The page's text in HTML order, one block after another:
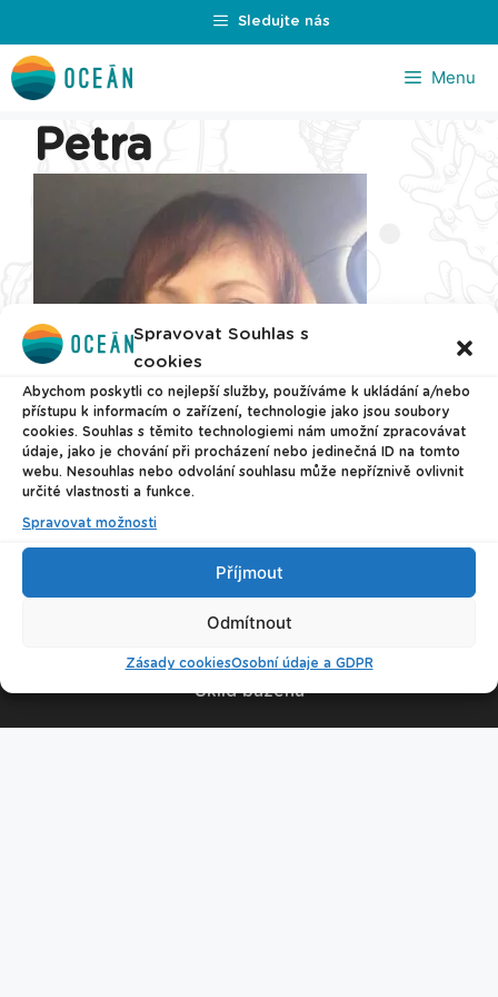
Spravovat Souhlas s
cookies
Abychom poskytli co nejlepší služby, používáme k ukládání a/nebo
přístupu k informacím o zařízení, technologie jako jsou soubory
cookies. Souhlas s těmito technologiemi nám umožní zpracovávat
údaje, jako je chování při procházení nebo jedinečná ID na tomto
webu. Nesouhlas nebo odvolání souhlasu může nepříznivě ovlivnit
určité vlastnosti a funkce.
Spravovat možnosti
Příjmout
Odmítnout
Zásady cookiesOsobní údaje a GDPR
na
obsah
Sledujte nás
Menu
Petra
© 2026 Plavecké centrum Oceán
Úklid bazénu